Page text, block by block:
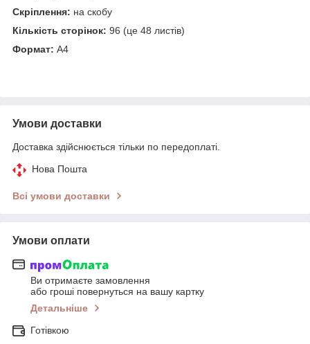
Скріплення: на скобу
Кількість сторінок: 96 (це 48 листів)
Формат: А4
Умови доставки
Доставка здійснюється тільки по передоплаті.
Нова Пошта
Всі умови доставки
Умови оплати
Ви отримаєте замовлення
або гроші повернуться на вашу картку
Детальніше
Готівкою